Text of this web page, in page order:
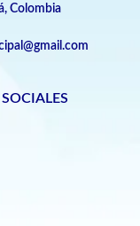
Colombia